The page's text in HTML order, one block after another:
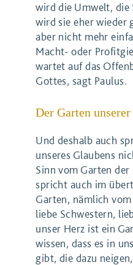
wird die Umwelt,
wird sie eher wieder
aber nicht mehr
Macht- oder
wartet auf das
Gottes, sagt Paulus.
Der Garten unserer
Und deshalb auch
unseres Glaubens
Sinn vom Garten
spricht auch im
Garten, nämlich vom
liebe Schwestern,
unser Herz ist ein
wissen, dass es in
gibt, die dazu